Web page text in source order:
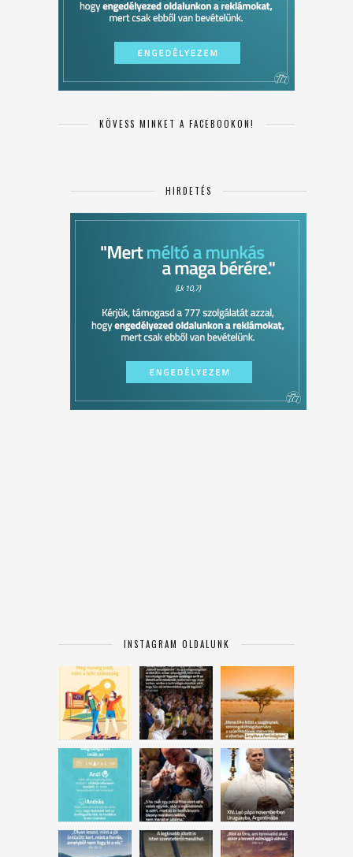
KÖVESS MINKET A FACEBOOKON!
HIRDETÉS
INSTAGRAM OLDALUNK